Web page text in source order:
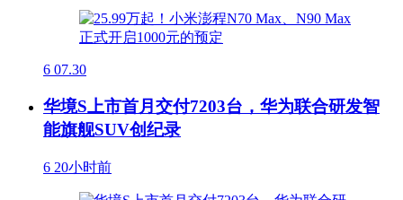
6 07.30
华境S上市首月交付7203台，华为联合研发智
能旗舰SUV创纪录
6 20小时前